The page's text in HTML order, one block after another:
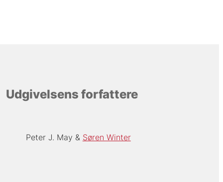
Udgivelsens forfattere
Peter J. May Søren Winter